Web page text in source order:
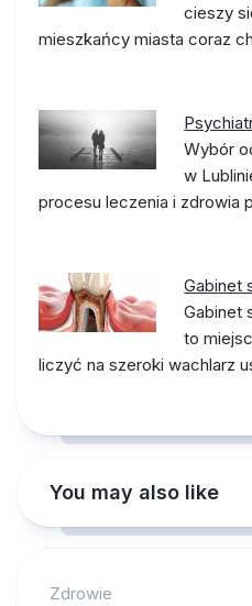
cieszy
mieszkańcy miasta coraz
Wybór
w
procesu leczenia i zdrowia
Gabinet
Gabinet
to
liczyć na szeroki wachlarz
You may also like
Zdrowie